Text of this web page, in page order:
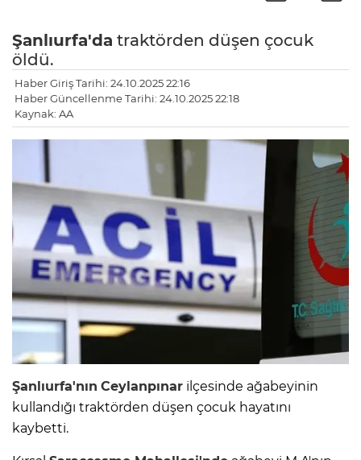
Şanlıurfa'da traktörden düşen çocuk
öldü.
Haber Giriş Tarihi: 24.10.2025 22:16
Haber Güncellenme Tarihi: 24.10.2025 22:18
Kaynak: AA
Şanlıurfa'nın Ceylanpınar ilçesinde ağabeyinin
kullandığı traktörden düşen çocuk hayatını
kaybetti.